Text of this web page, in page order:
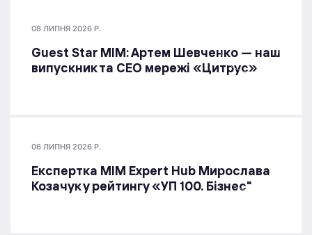
08 ЛИПНЯ 2026 Р.
Guest Star МІМ: Артем Шевченко — наш
випускник та СЕО мережі «Цитрус»
06 ЛИПНЯ 2026 Р.
Експертка MIM Expert Hub Мирослава
Козачук у рейтингу «УП 100. Бізнес"